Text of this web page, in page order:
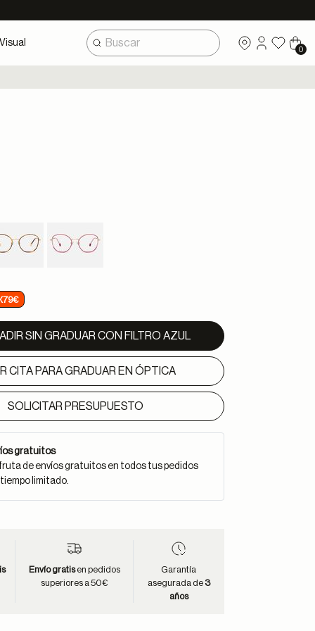
0
SIN GRADUAR CON FILTRO AZUL
CITA PARA GRADUAR EN ÓPTICA
SOLICITAR PRESUPUESTO
gratuitos
de envíos gratuitos en todos tus pedidos
limitado.
Envío gratisen pedidos
superiores a 50€
Garantía
asegurada de 3
años